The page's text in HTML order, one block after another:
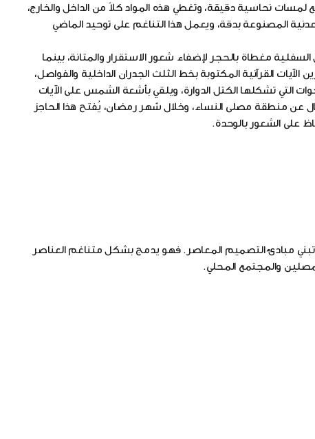
لمسات نحاسية دقيقة، وتغطي هذه المواد كلاً من الداخل والخارج،
المصنوعة بدقة، ويعمل هذا التناغم على توحيد الماضي
مغطاة بالحجر لإضفاء شعور الاستقرار والمتانة، بينما
القرآنية المكتوبة بخط الثلث الجدران الداخلية والفواصل،
التي تشكلها الكتل الدوارة، ويلقي بأشعة الشمس على الآيات
عن منطقة مصلى النساء، وخلال شهر رمضان، يُفتح هذا الحاجز
على الشعور بالوحدة.
مبادئ التصميم المعاصر. فهو يدمج بشكل متناغم العناصر
والمجتمع المحلي.